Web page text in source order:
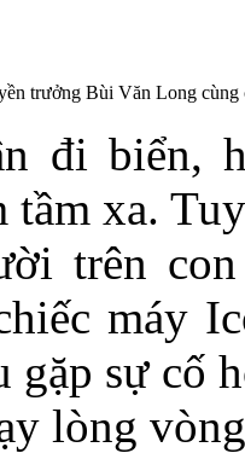
trưởng Bùi Văn Long cùng
đi biển,
tầm xa.
trên
máy
gặp sự cố
lòng